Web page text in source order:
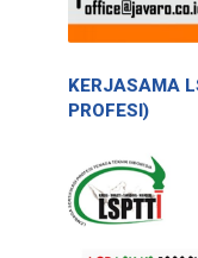
KERJASAMA
PROFESI)